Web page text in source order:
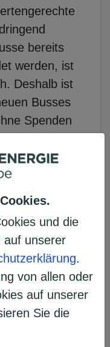
und die
auf unserer
.
von allen oder
auf unserer
Sie die
bereits
werden, ist
Deshalb ist
Busses
Spenden
zu
durch
erfolgt